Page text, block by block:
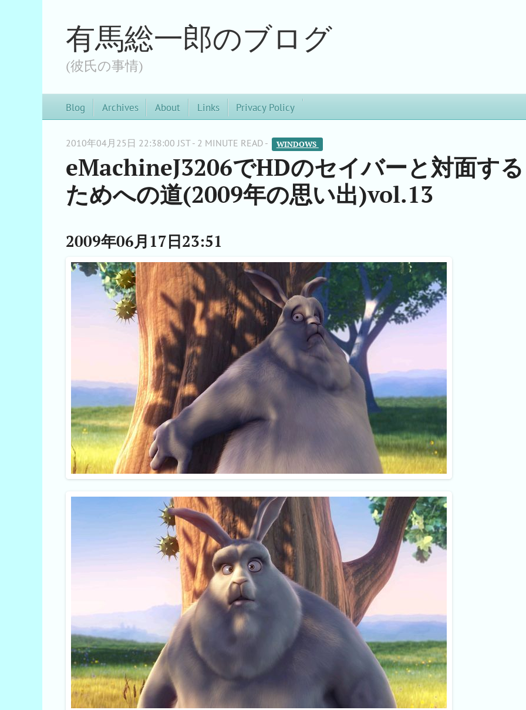
有馬総一郎のブログ
(彼氏の事情)
Blog Archives About Links Privacy Policy
2010年04月25日 22:38:00 JST - 2 MINUTE READ - WINDOWS
eMachineJ3206でHDのセイバーと対面する
ためへの道(2009年の思い出)vol.13
2009年06月17日23:51